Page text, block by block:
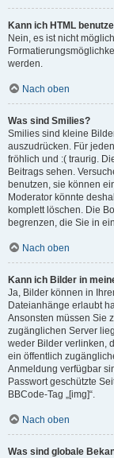
Kann ich HTML
Nein, es ist nicht
werden.
Nach oben
Was sind Smilies?
Smilies sind kleine
auszudrücken. Für
fröhlich und :( traurig.
Beitrags sehen.
benutzen, sie können
Moderator könnte
komplett löschen. Die
begrenzen, die Sie in
Nach oben
Kann ich Bilder in
Ja, Bilder können in
Dateianhänge erlaubt
Ansonsten müssen Sie
zugänglichen Server
weder Bilder verlinken,
ein öffentlich
Anmeldung verfügbar
Passwort geschützte
BBCode-Tag „[img]“.
Nach oben
Was sind globale